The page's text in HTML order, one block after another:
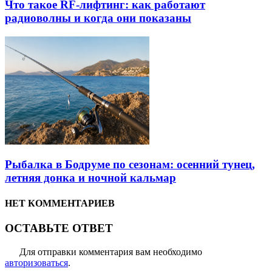
Что такое RF-лифтинг: как работают
радиоволны и когда они показаны
Рыбалка в Бодруме по сезонам: осенний тунец,
летняя донка и ночной кальмар
НЕТ КОММЕНТАРИЕВ
ОСТАВЬТЕ ОТВЕТ
Для отправки комментария вам необходимо
авторизоваться.